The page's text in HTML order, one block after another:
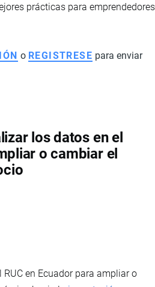
prácticas para emprendedores
o REGISTRESE para enviar
los datos en el
o cambiar el
en Ecuador para ampliar o